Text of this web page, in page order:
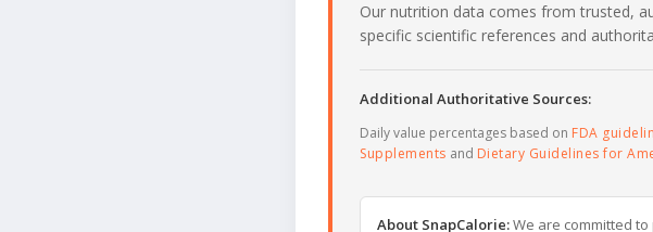
Our nutrition data comes from trusted,
specific scientific references and
Additional Authoritative Sources:
Daily value percentages based on FDA
Supplements and Dietary Guidelines for
About SnapCalorie:We are committed